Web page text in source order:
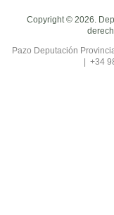
Copyright © 2026.
Pazo Deputación
| +34